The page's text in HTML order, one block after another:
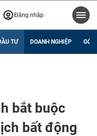
Đăng nhập
TƯ DOANH NGHIỆP GÓC
bắt buộc
bất động